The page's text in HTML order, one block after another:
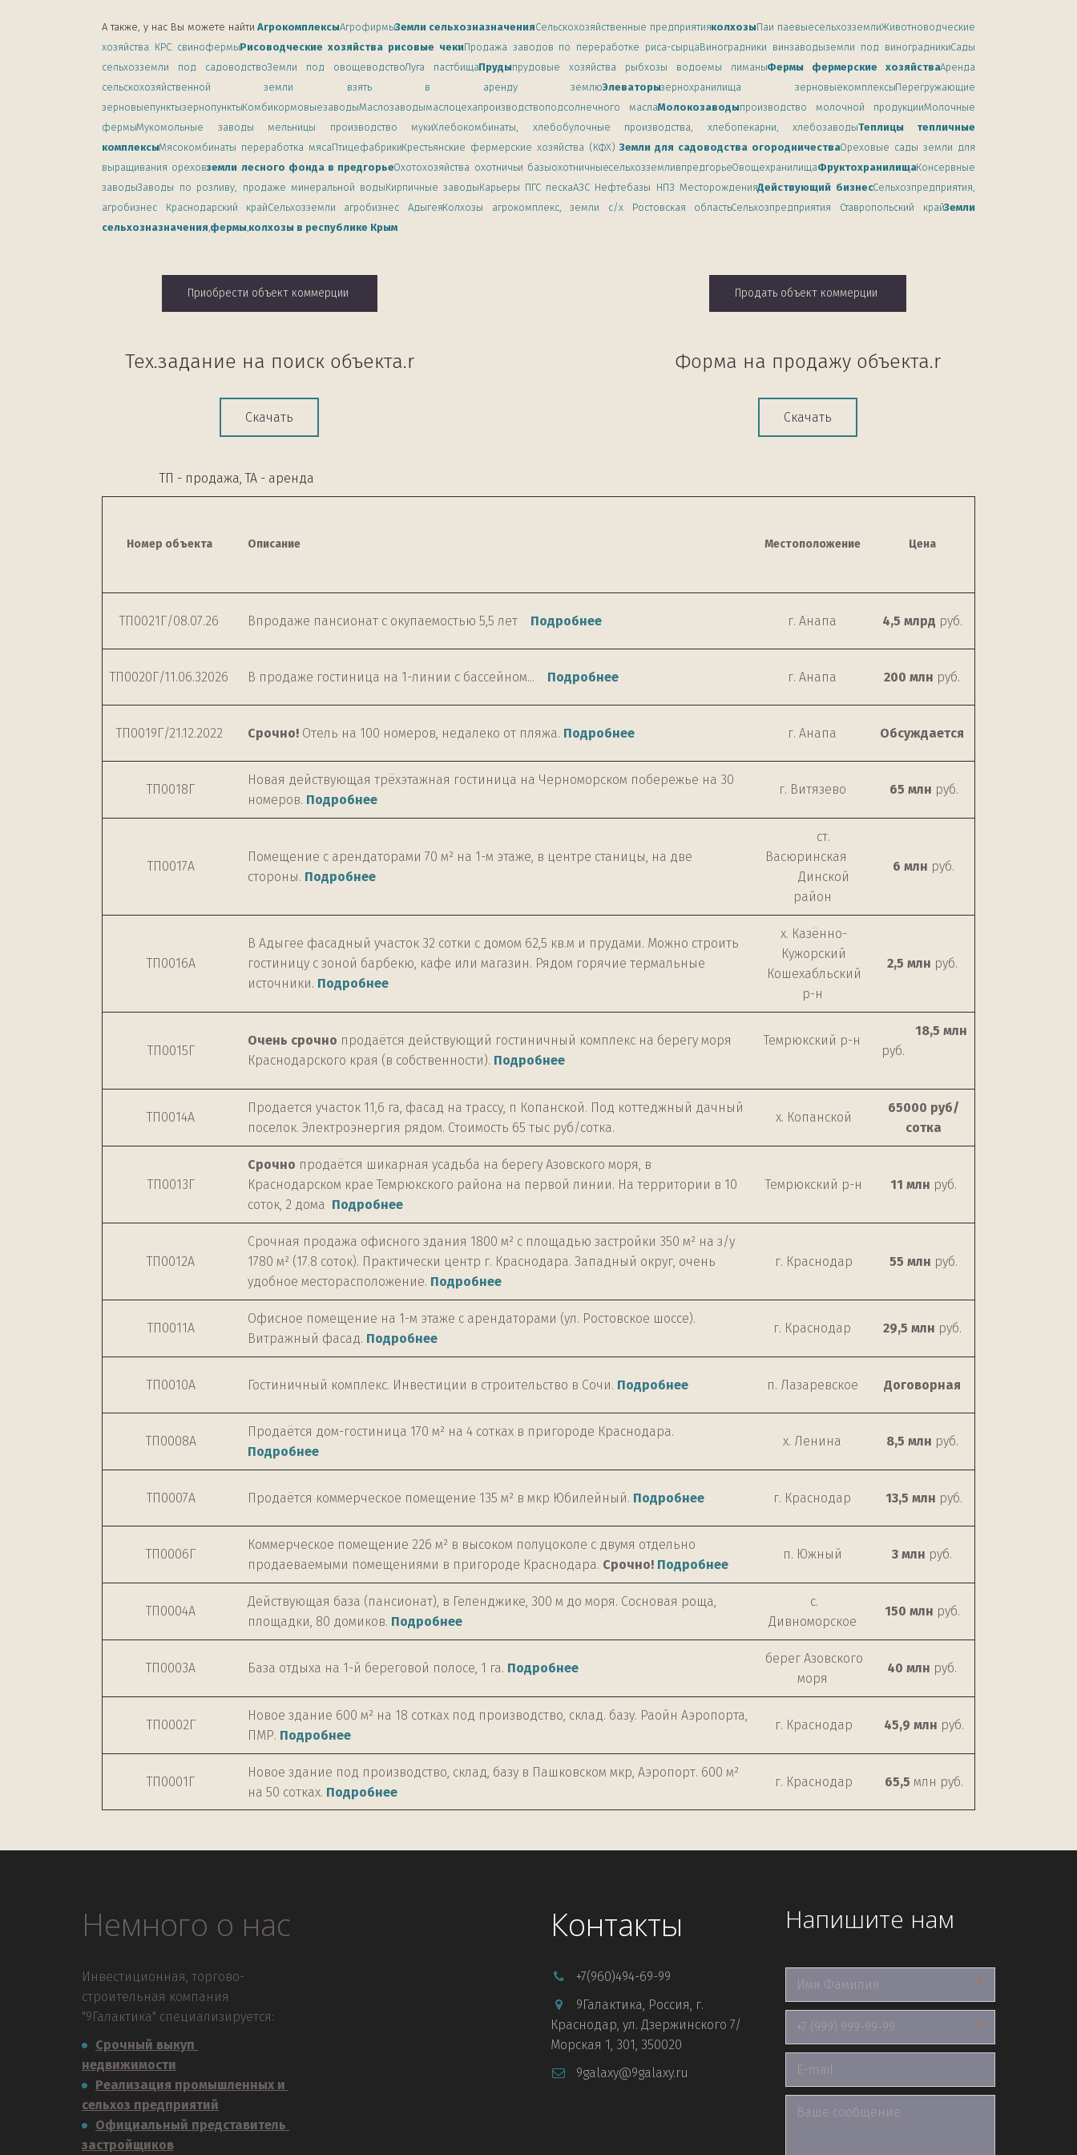
А также, у нас Вы можете найти АгрокомплексыАгрофирмыЗемли сельхозназначенияСельскохозяйственные предприятияколхозыПаи паевыесельхозземлиЖивотноводческие
хозяйства КРС свинофермыРисоводческие хозяйства рисовые чекиПродажа заводов по переработке риса-сырцаВиноградники винзаводыземли под виноградникиСады
сельхозземли под садоводствоЗемли под овощеводствоЛуга пастбищаПрудыпрудовые хозяйства рыбхозы водоемы лиманыФермы фермерские хозяйстваАренда
сельскохозяйственной земли взять в аренду землюЭлеваторызернохранилища зерновыекомплексыПерегружающие
зерновыепунктызернопунктыКомбикормовыезаводыМаслозаводымаслоцехапроизводствоподсолнечного маслаМолокозаводыпроизводство молочной продукцииМолочные
фермыМукомольные заводы мельницы производство мукиХлебокомбинаты, хлебобулочные производства, хлебопекарни, хлебозаводыТеплицы тепличные
комплексыМясокомбинаты переработка мясаПтицефабрикиКрестьянские фермерские хозяйства (КФХ)Земли для садоводства огородничестваОреховые сады земли для
выращивания ореховземли лесного фонда в предгорьеОхотохозяйства охотничьи базыохотничныесельхозземливпредгорьеОвощехранилищаФруктохранилищаКонсервные
заводыЗаводы по розливу, продаже минеральной водыКирпичные заводыКарьеры ПГС пескаАЗС Нефтебазы НПЗ МесторожденияДействующий бизнесСельхозпредприятия,
агробизнес Краснодарский крайСельхозземли агробизнес АдыгеяКолхозы агрокомплекс, земли с/х Ростовская областьСельхозпредприятия Ставропольский крайЗемли
сельхозназначения,фермы,колхозы в республике Крым
Приобрести объект коммерции
Тех.задание на поиск объекта.r
Скачать
Продать объект коммерции
Форма на продажу объекта.r
Скачать
                                              ТП - продажа, ТА - аренда
Номер объекта Описание Местоположение Цена
ТП0021Г/08.07.26 Впродаже пансионат с окупаемостью 5,5 лет Подробнее г. Анапа 4,5 млрд руб.
ТП0020Г/11.06.32026 В продаже гостиница на 1-линии с бассейном... Подробнее г. Анапа 200 млн руб.
ТП0019Г/21.12.2022 Срочно! Отель на 100 номеров, недалеко от пляжа. Подробнее г. Анапа Обсуждается
ТП0018Г
Новая действующая трёхэтажная гостиница на Черноморском побережье на 30
номеров. Подробнее
г. Витязево 65 млн руб.
ТП0017А
Помещение с арендаторами 70 м² на 1-м этаже, в центре станицы, на две
стороны. Подробнее
ст.
Васюринская
Динской
район
6 млн руб.
ТП0016А
В Адыгее фасадный участок 32 сотки с домом 62,5 кв.м и прудами. Можно строить
гостиницу с зоной барбекю, кафе или магазин. Рядом горячие термальные
источники. Подробнее
х. Казённо-
Кужорский
Кошехабльский
р-н
2,5 млн руб.
ТП0015Г
Очень срочно продаётся действующий гостиничный комплекс на берегу моря
Краснодарского края (в собственности). Подробнее
Темрюкский р-н
18,5 млн
руб.
ТП0014А
Продается участок 11,6 га, фасад на трассу, п Копанской. Под коттеджный дачный
поселок. Электроэнергия рядом. Стоимость 65 тыс руб/сотка.
х. Копанской
65000 руб/
сотка
ТП0013Г
Срочно продаётся шикарная усадьба на берегу Азовского моря, в
Краснодарском крае Темрюкского района на первой линии. На территории в 10
соток, 2 дома Подробнее
Темрюкский р-н 11 млн руб.
ТП0012А
Срочная продажа офисного здания 1800 м² с площадью застройки 350 м² на з/у
1780 м² (17.8 соток). Практически центр г. Краснодара. Западный округ, очень
удобное месторасположение. Подробнее
г. Краснодар 55 млн руб.
ТП0011А
Офисное помещение на 1-м этаже с арендаторами (ул. Ростовское шоссе).
Витражный фасад. Подробнее
г. Краснодар 29,5 млн руб.
ТП0010А Гостиничный комплекс. Инвестиции в строительство в Сочи. Подробнее п. Лазаревское Договорная
ТП0008А
Продаётся дом-гостиница 170 м² на 4 сотках в пригороде Краснодара.
Подробнее
х. Ленина 8,5 млн руб.
ТП0007А Продаётся коммерческое помещение 135 м² в мкр Юбилейный. Подробнее г. Краснодар 13,5 млн руб.
ТП0006Г
Коммерческое помещение 226 м² в высоком полуцоколе с двумя отдельно
продаеваемыми помещениями в пригороде Краснодара. Срочно! Подробнее
п. Южный 3 млн руб.
ТП0004А
Действующая база (пансионат), в Геленджике, 300 м до моря. Сосновая роща,
площадки, 80 домиков. Подробнее
с.
Дивноморское
150 млн руб.
ТП0003А База отдыха на 1-й береговой полосе, 1 га. Подробнее
берег Азовского
моря
40 млн руб.
ТП0002Г
Новое здание 600 м² на 18 сотках под производство, склад. базу. Раойн Аэропорта,
ПМР. Подробнее
г. Краснодар 45,9 млн руб.
ТП0001Г
Новое здание под производство, склад, базу в Пашковском мкр, Аэропорт. 600 м²
на 50 сотках. Подробнее
г. Краснодар 65,5 млн руб.
Немного о нас
Инвестиционная, торгово-
строительная компания
"9Галактика" специализируется:
Срочный выкуп
недвижимости
Реализация промышленных и
сельхоз предприятий
Официальный представитель
застройщиков
Контакты
+7(960)494-69-99
9Галактика, Россия, г.
Краснодар, ул. Дзержинского 7/
Морская 1, 301, 350020
9galaxy@9galaxy.ru
Напишите нам
*
*